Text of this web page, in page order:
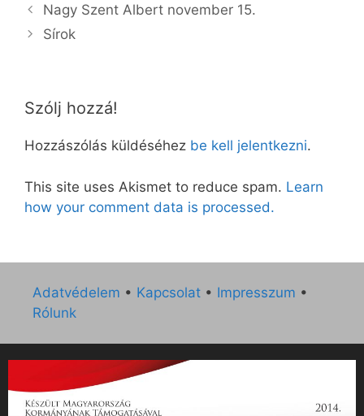
Nagy Szent Albert november 15.
Sírok
Szólj hozzá!
Hozzászólás küldéséhez be kell jelentkezni.
This site uses Akismet to reduce spam. Learn
how your comment data is processed.
Adatvédelem • Kapcsolat • Impresszum •
Rólunk